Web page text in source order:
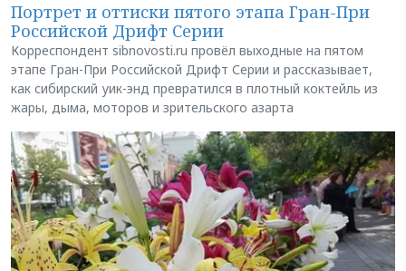
Портрет и оттиски пятого этапа Гран-При
Российской Дрифт Серии
Корреспондент sibnovosti.ru провёл выходные на пятом
этапе Гран-При Российской Дрифт Серии и рассказывает,
как сибирский уик-энд превратился в плотный коктейль из
жары, дыма, моторов и зрительского азарта